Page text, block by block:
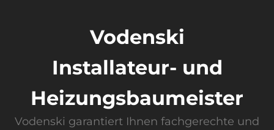
Vodenski
Installateur- und
Heizungsbaumeister
Vodenski garantiert Ihnen fachgerechte und